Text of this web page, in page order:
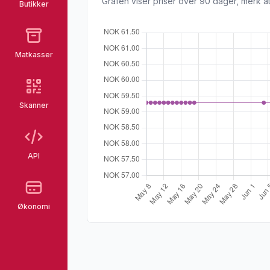
Butikker
Matkasser
Skanner
API
Økonomi